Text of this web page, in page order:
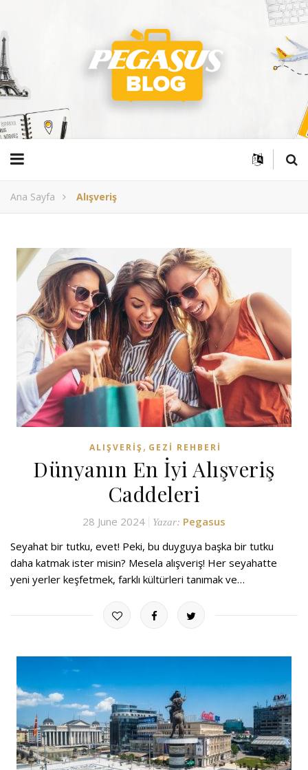
Ana Sayfa Alışveriş
ALIŞVERIŞ , GEZI REHBERI
Dünyanın En İyi Alışveriş
Caddeleri
28 June 2024 Yazar: Pegasus
Seyahat bir tutku, evet! Peki, bu duyguya başka bir tutku
daha katmak ister misin? Mesela alışveriş! Her seyahatte
yeni yerler keşfetmek, farklı kültürleri tanımak ve…